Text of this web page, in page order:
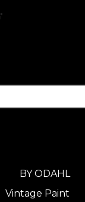
BY ODAHL
Vintage Paint